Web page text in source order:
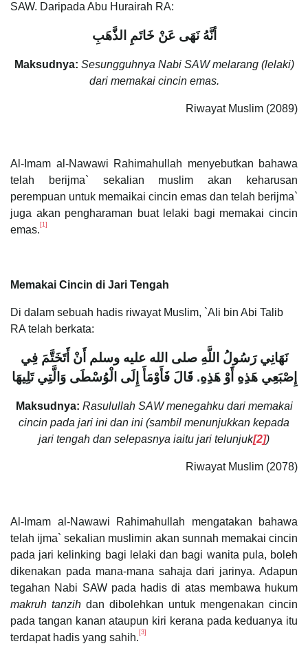
SAW. Daripada Abu Hurairah RA:
أنَّهُ نَهَى عَنْ خَاتَمِ الذَّهَبِ
Maksudnya: Sesungguhnya Nabi SAW melarang (lelaki)
dari memakai cincin emas.
Riwayat Muslim (2089)
Al-Imam al-Nawawi Rahimahullah menyebutkan bahawa
telah berijma` sekalian muslim akan keharusan
perempuan untuk memaikai cincin emas dan telah berijma`
juga akan pengharaman buat lelaki bagi memakai cincin
emas. [1]
Memakai Cincin di Jari Tengah
Di dalam sebuah hadis riwayat Muslim, `Ali bin Abi Talib
RA telah berkata:
نَهَانِي رَسُولُ اللَّهِ صلى الله عليه وسلم أَنْ أَتَخَتَّمَ فِي
إِصْبَعِي هَذِهِ أَوْ هَذِهِ‏.‏ قَالَ فَأَوْمَأَ إِلَى الْوُسْطَى وَالَّتِي تَلِيهَا
Maksudnya: Rasulullah SAW menegahku dari memakai
cincin pada jari ini dan ini (sambil menunjukkan kepada
jari tengah dan selepasnya iaitu jari telunjuk[2])
Riwayat Muslim (2078)
Al-Imam al-Nawawi Rahimahullah mengatakan bahawa
telah ijma` sekalian muslimin akan sunnah memakai cincin
pada jari kelinking bagi lelaki dan bagi wanita pula, boleh
dikenakan pada mana-mana sahaja dari jarinya. Adapun
tegahan Nabi SAW pada hadis di atas membawa hukum
makruh tanzih dan dibolehkan untuk mengenakan cincin
pada tangan kanan ataupun kiri kerana pada keduanya itu
terdapat hadis yang sahih. [3]